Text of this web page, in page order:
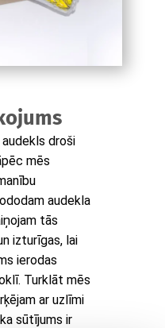
droši
mēs
audekla
tās
izturīgas, lai
ierodas
Turklāt mēs
ar uzlīmi
sūtījums ir